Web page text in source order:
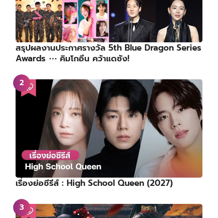
สรุปผลงานประกาศรางวัล 5th Blue Dragon Series
Awards ⋯ คิมโกอึน คว้าแดซัง!
เรื่องย่อซีรีส์ : High School Queen (2027)